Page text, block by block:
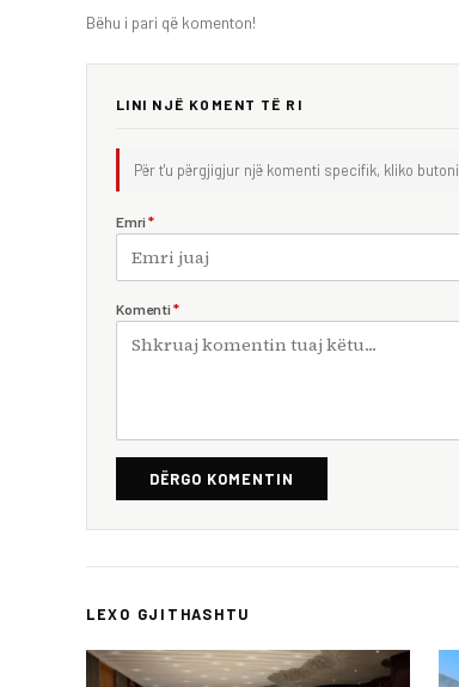
Bëhu i pari që komenton!
LINI NJË KOMENT TË RI
Për t'u përgjigjur një komenti specifik, kliko
Emri *
Komenti *
DËRGO KOMENTIN
LEXO GJITHASHTU